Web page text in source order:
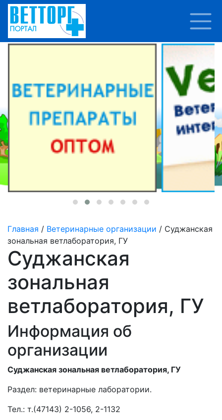
Главная / Ветеринарные организации / Суджанская
зональная ветлаборатория, ГУ
Суджанская
зональная
ветлаборатория, ГУ
Информация об
организации
Суджанская зональная ветлаборатория, ГУ
Раздел: ветеринарные лаборатории.
Тел.: т.(47143) 2-1056, 2-1132